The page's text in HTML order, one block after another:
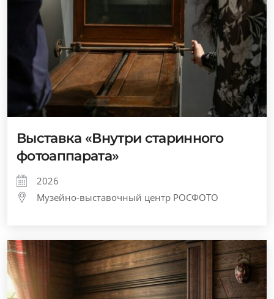
Выставка «Внутри старинного
фотоаппарата»
2026
Музейно-выставочный центр РОСФОТО